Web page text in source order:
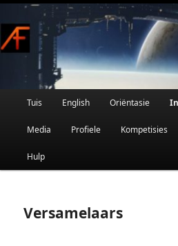
Skip
to
primary
content
Afrikaanse Wetenskapfiksie en Fantasie
Main
Tuis English Oriëntasie
Media Profiele Kompetisies
Hulp
Versamelaars